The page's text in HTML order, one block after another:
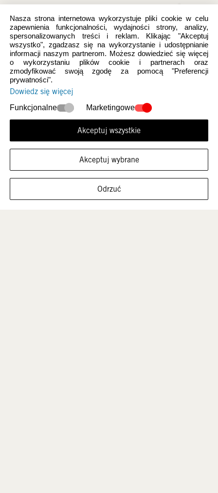
FILTRUJ ROZMIARY
POMOC
Formy płatności
Koszty dostawy
Odstąp od umowy tutaj
Reklamacje
Formularz kontaktowy
Często zadawane pytania
Tabela rozmiarów
Nasza strona internetowa wykorzystuje pliki cookie w celu
zapewnienia funkcjonalności, wydajności strony, analizy,
spersonalizowanych treści i reklam. Klikając "Akceptuj
wszystko", zgadzasz się na wykorzystanie i udostępnianie
informacji naszym partnerom. Możesz dowiedzieć się więcej
o wykorzystaniu plików cookie i partnerach oraz
zmodyfikować swoją zgodę za pomocą "Preferencji
prywatności".
Dowiedz się więcej
Funkcjonalne Marketingowe
Akceptuj wszystkie
Akceptuj wybrane
Odrzuć